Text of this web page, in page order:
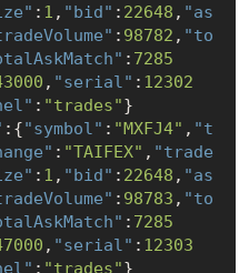
: 1 , "bid" : 22648 , "as
: 98782 , "to
: 7285
, "serial" : 12302
: "trades"}
:{"symbol" : "MXFJ4" , "t
: "TAIFEX" , "trade
: 1 , "bid" : 22648 , "as
: 98783 , "to
: 7285
, "serial" : 12303
: "trades"}